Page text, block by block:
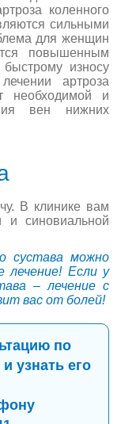
коленного
сильными
для женщин
повышенным
износу
артроза
необходимой и
вен нижних
В клинике вам
и синовиальной
сустава можно
лечение! Если у
– лечение с
вас от болей!
по
узнать его